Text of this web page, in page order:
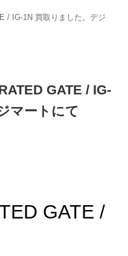
/ IG-1N 買取りました。デジ
GATE / IG-
マートにて
GATE /